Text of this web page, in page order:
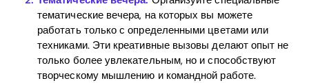
тематические вечера, на которых вы можете
работать только с определенными цветами или
техниками. Эти креативные вызовы делают опыт не
только более увлекательным, но и способствуют
творческому мышлению и командной работе.